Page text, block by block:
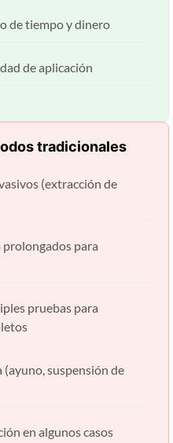
de tiempo y dinero
de aplicación
tradicionales
(extracción de
prolongados para
pruebas para
suspensión de
en algunos casos